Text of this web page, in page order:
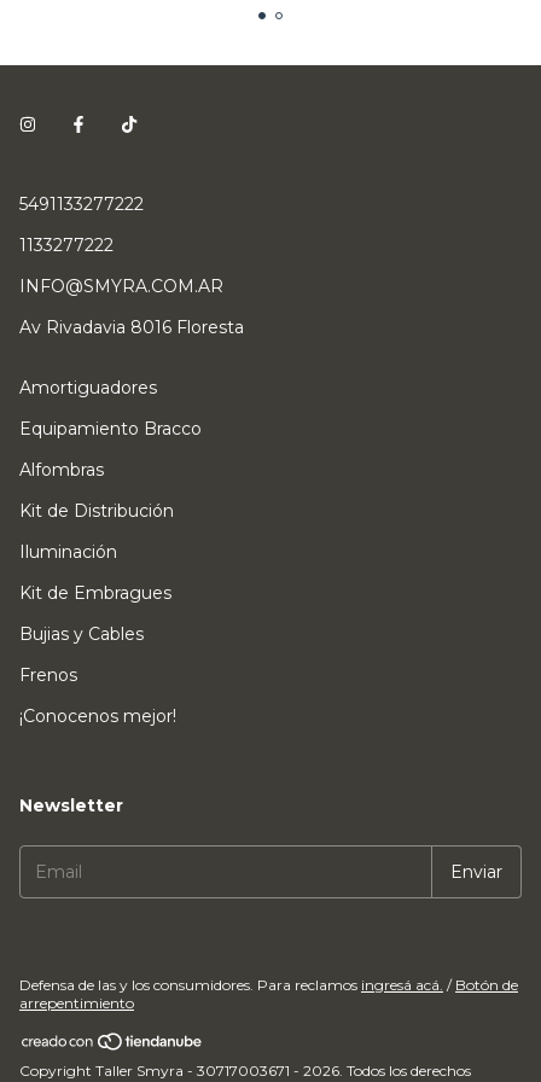
5491133277222
1133277222
INFO@SMYRA.COM.AR
Av Rivadavia 8016 Floresta
Amortiguadores
Equipamiento Bracco
Alfombras
Kit de Distribución
Iluminación
Kit de Embragues
Bujias y Cables
Frenos
¡Conocenos mejor!
Newsletter
Defensa de las y los consumidores. Para reclamos ingresá acá. / Botón de
arrepentimiento
Copyright Taller Smyra - 30717003671 - 2026. Todos los derechos